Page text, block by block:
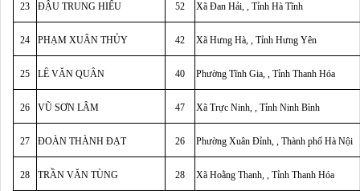
23 ĐẬU TRUNG HIẾU 52 Xã Đan Hải, , Tỉnh Hà Tĩnh
24 PHẠM XUÂN THỦY 42 Xã Hưng Hà, , Tỉnh Hưng Yên
25 LÊ VĂN QUÂN 40 Phường Tĩnh Gia, , Tỉnh Thanh Hóa
26 VŨ SƠN LÂM 47 Xã Trực Ninh, , Tỉnh Ninh Bình
27 ĐOÀN THÀNH ĐẠT 26 Phường Xuân Đỉnh, , Thành phố Hà Nội
28 TRẦN VĂN TÙNG 28 Xã Hoằng Thanh, , Tỉnh Thanh Hóa